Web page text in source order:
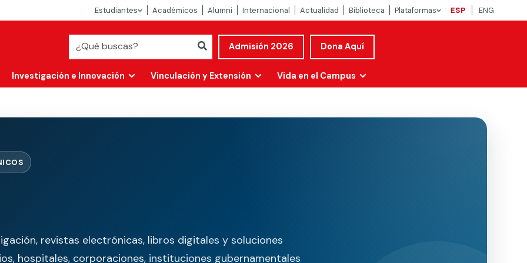
Estudiantes Académicos Alumni Internacional Actualidad Biblioteca Plataformas ESP ENG
Admisión 2026 Dona Aquí
Investigación e Innovación Vinculación y Extensión Vida en el Campus
revistas electrónicas, libros digitales y soluciones
hospitales, corporaciones, instituciones gubernamentales